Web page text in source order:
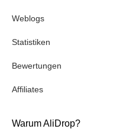
Weblogs
Statistiken
Bewertungen
Affiliates
Warum AliDrop?